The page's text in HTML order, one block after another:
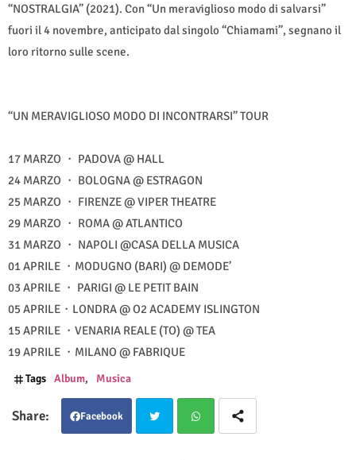
“NOSTRALGIA” (2021). Con “Un meraviglioso modo di salvarsi”
fuori il 4 novembre, anticipato dal singolo “Chiamami”, segnano il
loro ritorno sulle scene.
“UN MERAVIGLIOSO MODO DI INCONTRARSI” TOUR
17 MARZO ・ PADOVA @ HALL
24 MARZO ・ BOLOGNA @ ESTRAGON
25 MARZO ・ FIRENZE @ VIPER THEATRE
29 MARZO ・ ROMA @ ATLANTICO
31 MARZO ・ NAPOLI @CASA DELLA MUSICA
01 APRILE ・MODUGNO (BARI) @ DEMODE’
03 APRILE ・ PARIGI @ LE PETIT BAIN
05 APRILE・LONDRA @ O2 ACADEMY ISLINGTON
15 APRILE ・VENARIA REALE (TO) @ TEA
19 APRILE ・MILANO @ FABRIQUE
Tags Album Musica
Facebook